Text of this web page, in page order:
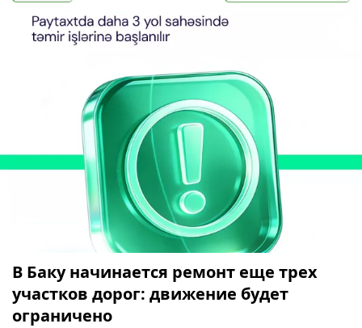
В Баку начинается ремонт еще трех
участков дорог: движение будет
ограничено